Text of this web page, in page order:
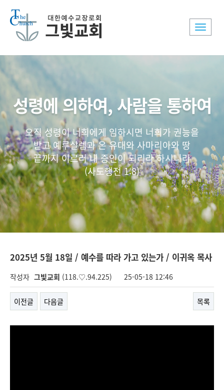
Toggle
성령에 의하여, 사람을 통하여
오직 성령이 너희에게 임하시면 너희가 권능을
받고 예루살렘과 온 유대와 사마리아와 땅
끝까지 이르러 내 증인이 되리라 하시니라
(사도행전 1:8)
2025년 5월 18일 / 예수를 따라 가고 있는가 / 이귀옥 목사
작성자 그빛교회 (118.♡.94.225) 25-05-18 12:46
이전글 다음글 목록